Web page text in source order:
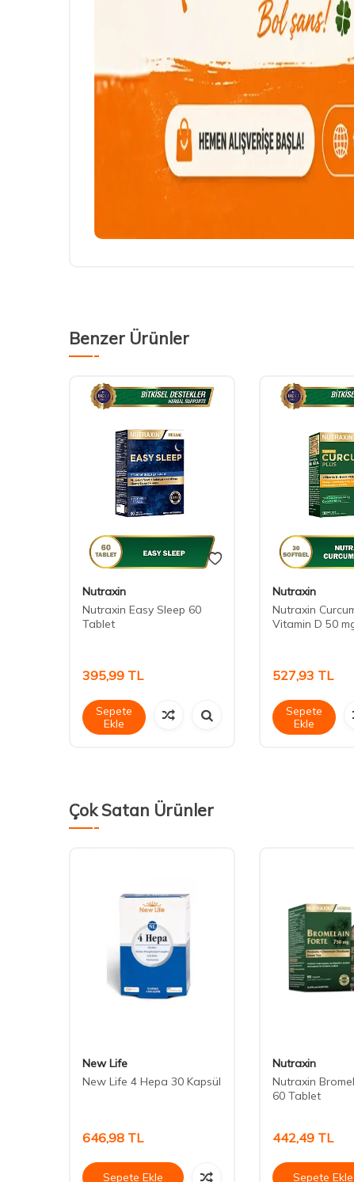
Benzer Ürünler
Nutraxin
Nutraxin Easy Sleep 60
Tablet
395,99 TL
Sepete
Ekle
Nutraxin
Nutraxin
Vitamin D 50
527,93 TL
Sepete
Ekle
Çok Satan Ürünler
New Life
New Life 4 Hepa 30 Kapsül
646,98 TL
Sepete Ekle
Nutraxin
Nutraxin
60 Tablet
442,49 TL
Sepete Ekle